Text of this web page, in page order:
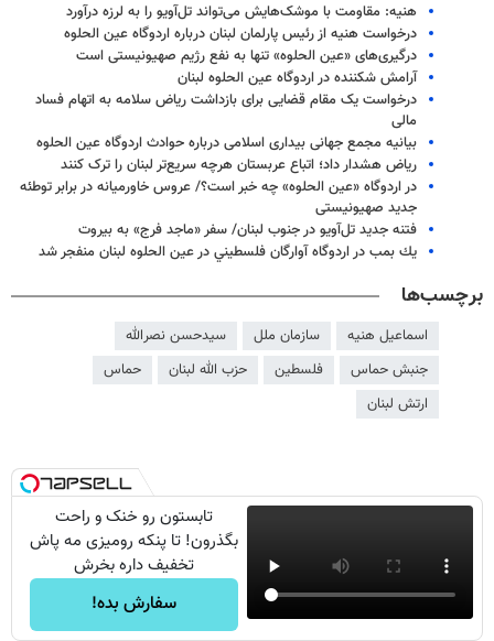
هنیه: مقاومت با موشک‌هایش می‌تواند تل‌آویو را به لرزه درآورد
درخواست هنیه از رئیس پارلمان لبنان درباره اردوگاه عین الحلوه
درگیری‌های «عین الحلوه» تنها به نفع رژیم صهیونیستی است
آرامش شکننده در اردوگاه عین الحلوه لبنان
درخواست یک مقام قضایی برای بازداشت ریاض سلامه به اتهام فساد
مالی
بیانیه مجمع جهانی بیداری اسلامی درباره حوادث اردوگاه عین الحلوه
ریاض هشدار داد؛ اتباع عربستان هرچه سریع‌تر لبنان را ترک کنند
در اردوگاه «عین الحلوه» چه خبر است؟/ عروس خاورمیانه در برابر توطئه
جدید صهیونیستی
فتنه جدید تل‌آویو در جنوب لبنان/ سفر «ماجد فرج» به بیروت
يك بمب در اردوگاه آوارگان فلسطيني در عين الحلوه لبنان منفجر شد
برچسب‌ها
اسماعیل هنیه سازمان ملل
سیدحسن نصرالله
جنبش حماس
فلسطین حزب الله لبنان
حماس
ارتش لبنان
تابستون رو خنک و راحت
بگذرون! تا پنکه رومیزی مه پاش
تخفیف داره بخرش
سفارش بده!